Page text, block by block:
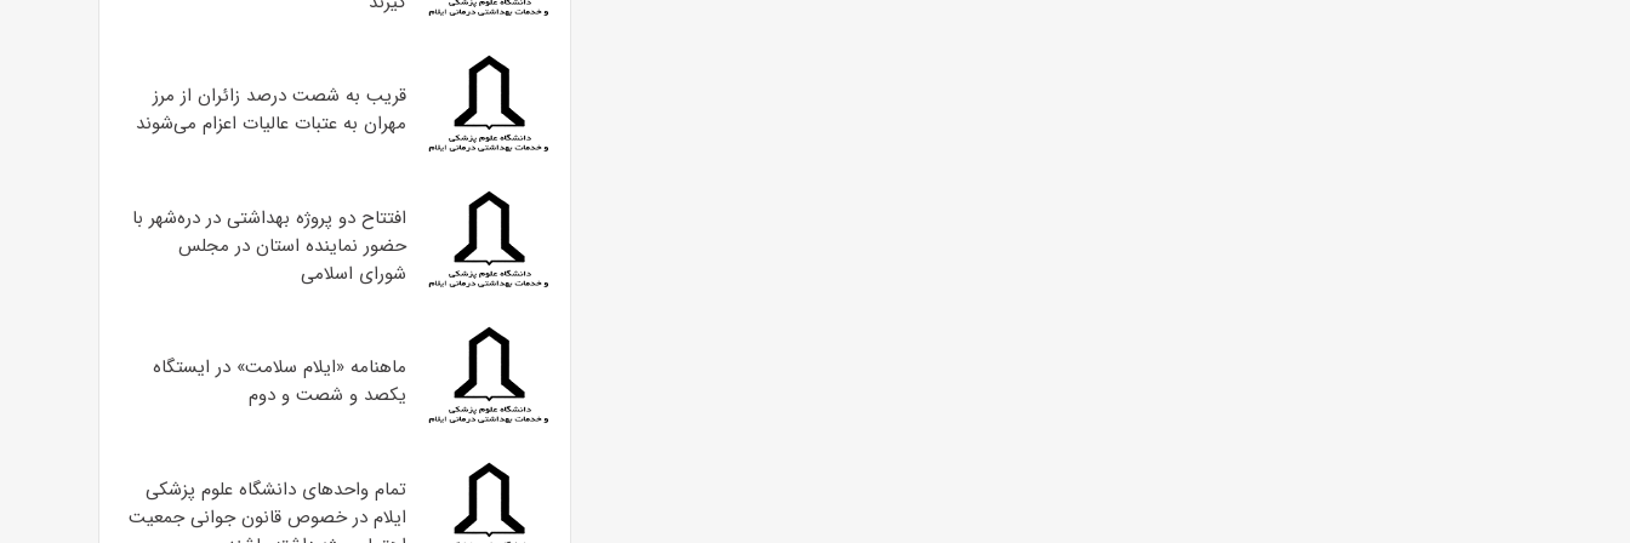
قریب به شصت درصد زائران از مرز
مهران به عتبات عالیات اعزام می‌شوند
افتتاح دو پروژه بهداشتی در دره‌شهر با
حضور نماینده استان در مجلس
شورای اسلامی
ماهنامه «ایلام سلامت» در ایستگاه
یکصد و شصت و دوم
تمام واحدهای دانشگاه علوم پزشکی
ایلام در خصوص قانون جوانی جمعیت